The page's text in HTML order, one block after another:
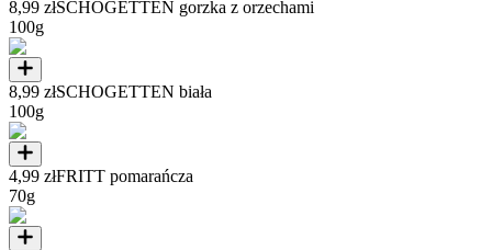
8,99 złSCHOGETTEN gorzka z orzechami
100g
8,99 złSCHOGETTEN biała
100g
4,99 złFRITT pomarańcza
70g